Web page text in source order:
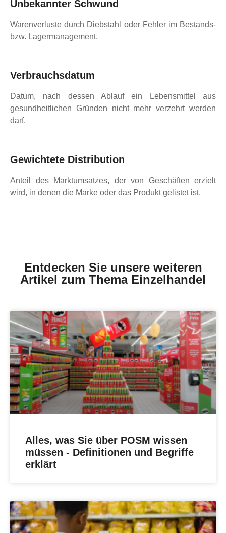
Unbekannter Schwund
Warenverluste durch Diebstahl oder Fehler im Bestands-
bzw. Lagermanagement.
Verbrauchsdatum
Datum, nach dessen Ablauf ein Lebensmittel aus
gesundheitlichen Gründen nicht mehr verzehrt werden
darf.
Gewichtete Distribution
Anteil des Marktumsatzes, der von Geschäften erzielt
wird, in denen die Marke oder das Produkt gelistet ist.
Entdecken Sie unsere weiteren
Artikel zum Thema Einzelhandel
Alles, was Sie über POSM wissen
müssen - Definitionen und Begriffe
erklärt